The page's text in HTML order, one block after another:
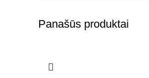
Panašūs produktai